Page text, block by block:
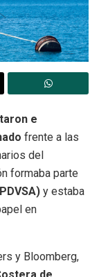
e
frente a las
del
formaba parte
y estaba
en
y Bloomberg,